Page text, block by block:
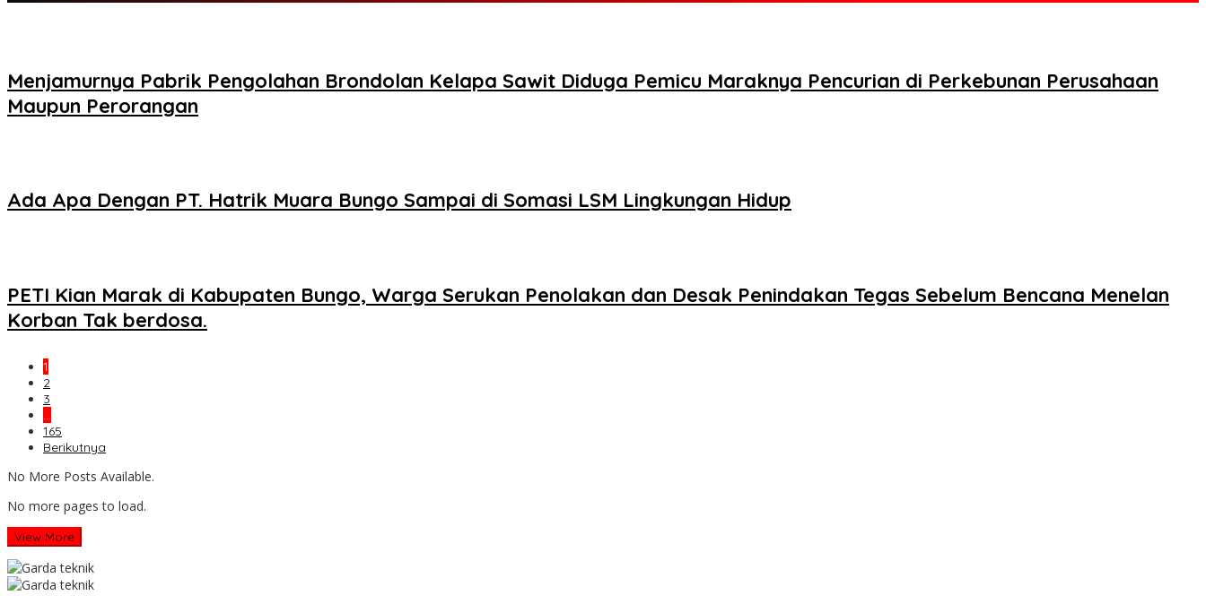
Menjamurnya Pabrik Pengolahan Brondolan Kelapa Sawit Diduga Pemicu Maraknya Pencurian di Perkebunan Perusahaan
Maupun Perorangan
Ada Apa Dengan PT. Hatrik Muara Bungo Sampai di Somasi LSM Lingkungan Hidup
PETI Kian Marak di Kabupaten Bungo, Warga Serukan Penolakan dan Desak Penindakan Tegas Sebelum Bencana Menelan
Korban Tak berdosa.
1
2
3
…
165
Berikutnya
No More Posts Available.
No more pages to load.
View More